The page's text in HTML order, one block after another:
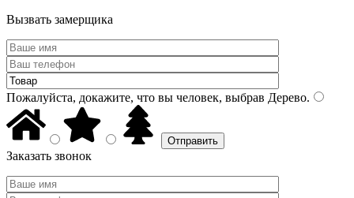
Вызвать замерщика
Пожалуйста, докажите, что вы человек, выбрав Дерево.
Заказать звонок